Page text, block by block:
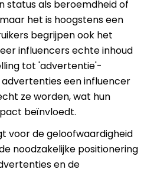
status als beroemdheid of
het is hoogstens een
begrijpen ook het
influencers echte inhoud
tot 'advertentie'-
een influencer
ze worden, wat hun
beïnvloedt.
voor de geloofwaardigheid
noodzakelijke positionering
en de